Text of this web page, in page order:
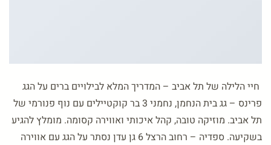
חיי הלילה של תל אביב – המדריך המלא לבילויים ברים על הגג
פרינס – גג בית הנחמן, נחמני 3 בר קוקטיילים עם נוף פנורמי של
תל אביב. מוזיקה טובה, קהל איכותי ואווירה קסומה. מומלץ להגיע
בשקיעה. ספדיה – רחוב הרצל 6 גן עדן נסתר על הגג עם אווירה